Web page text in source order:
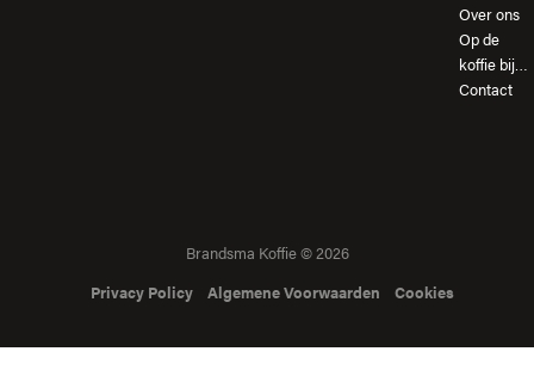
Over ons
Op de
koffie bij…
Contact
Brandsma Koffie © 2026
Privacy Policy
Algemene Voorwaarden Cookies